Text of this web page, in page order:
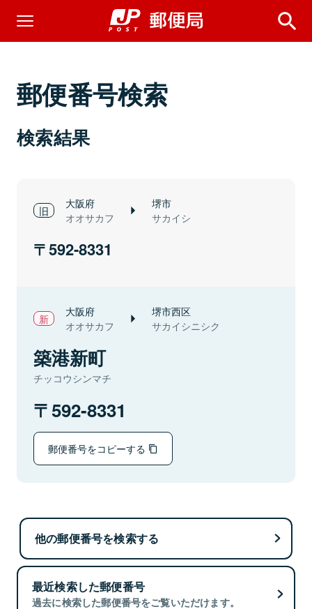
郵便番号検索
検索結果
大阪府
オオサカフ
堺市
サカイシ
592-8331
大阪府
オオサカフ
堺市西区
サカイシニシク
築港新町
チッコウシンマチ
592-8331
郵便番号をコピーする
他の郵便番号を検索する
最近検索した郵便番号
過去に検索した郵便番号をご覧いただけます。